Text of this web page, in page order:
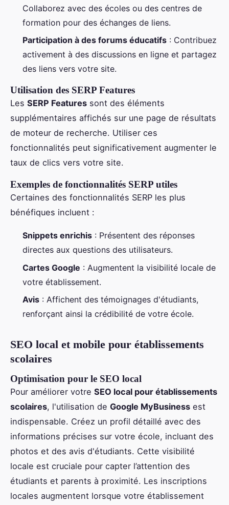
Collaborez avec des écoles ou des centres de
formation pour des échanges de liens.
Participation à des forums éducatifs : Contribuez
activement à des discussions en ligne et partagez
des liens vers votre site.
Utilisation des SERP Features
Les SERP Features sont des éléments
supplémentaires affichés sur une page de résultats
de moteur de recherche. Utiliser ces
fonctionnalités peut significativement augmenter le
taux de clics vers votre site.
Exemples de fonctionnalités SERP utiles
Certaines des fonctionnalités SERP les plus
bénéfiques incluent :
Snippets enrichis : Présentent des réponses
directes aux questions des utilisateurs.
Cartes Google : Augmentent la visibilité locale de
votre établissement.
Avis : Affichent des témoignages d'étudiants,
renforçant ainsi la crédibilité de votre école.
SEO local et mobile pour établissements
scolaires
Optimisation pour le SEO local
Pour améliorer votre SEO local pour établissements
scolaires, l'utilisation de Google MyBusiness est
indispensable. Créez un profil détaillé avec des
informations précises sur votre école, incluant des
photos et des avis d'étudiants. Cette visibilité
locale est cruciale pour capter l’attention des
étudiants et parents à proximité. Les inscriptions
locales augmentent lorsque votre établissement